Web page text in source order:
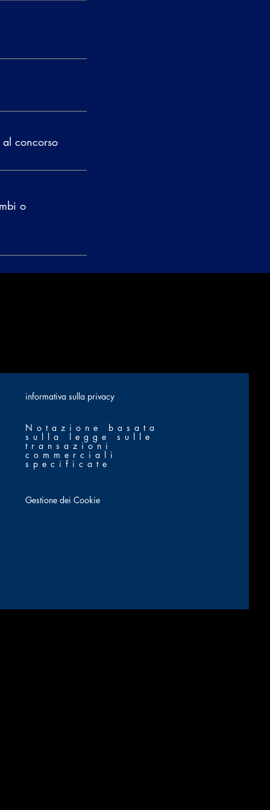
concorso
o
​informativa sulla privacy
Notazione basata
sulla legge sulle
transazioni
commerciali
specificate
Gestione dei Cookie